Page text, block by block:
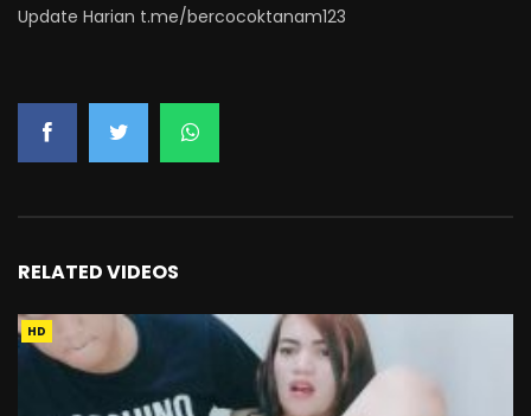
Update Harian t.me/bercocoktanam123
RELATED VIDEOS
HD